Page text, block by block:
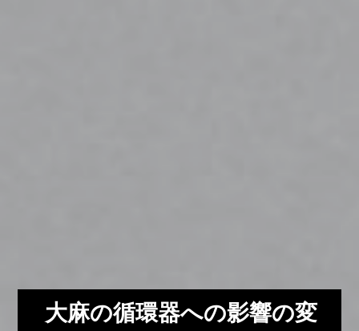
大麻の循環器への影響の変